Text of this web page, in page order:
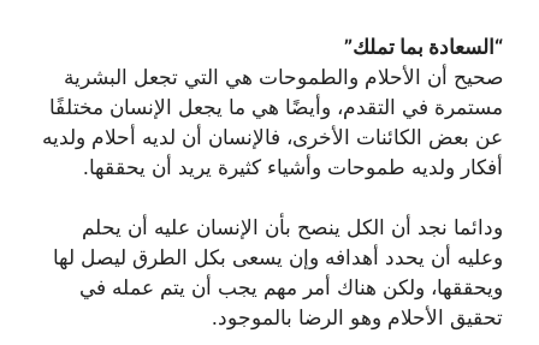
“السعادة بما تملك”
‏صحيح أن الأحلام والطموحات هي التي تجعل البشرية
مستمرة في التقدم، وأيضًا هي ما يجعل الإنسان مختلفًا
عن بعض الكائنات الأخرى، فالإنسان أن لديه أحلام ولديه
أفكار ولديه طموحات وأشياء كثيرة يريد أن يحققها.
‏ودائما نجد أن ‏الكل ينصح بأن الإنسان عليه أن يحلم
وعليه أن يحدد أهدافه وإن يسعى بكل الطرق ليصل لها
ويحققها، ولكن هناك أمر مهم يجب أن يتم عمله في
تحقيق الأحلام وهو الرضا بالموجود.